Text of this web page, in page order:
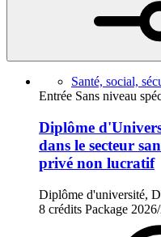
Santé, social,
Entrée Sans niveau
Diplôme
dans le secteur
privé non lucratif
Diplôme d'université,
8 crédits Package